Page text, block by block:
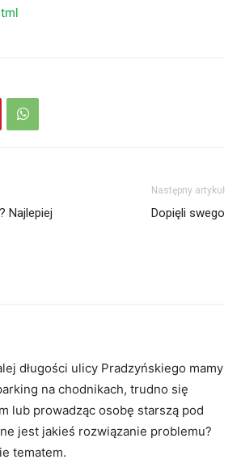
Najlepiej
Następny artykuł
Dopięli swego
długości ulicy Pradzyńskiego mamy
na chodnikach, trudno się
lub prowadząc osobę starszą pod
jest jakieś rozwiązanie problemu?
tematem.